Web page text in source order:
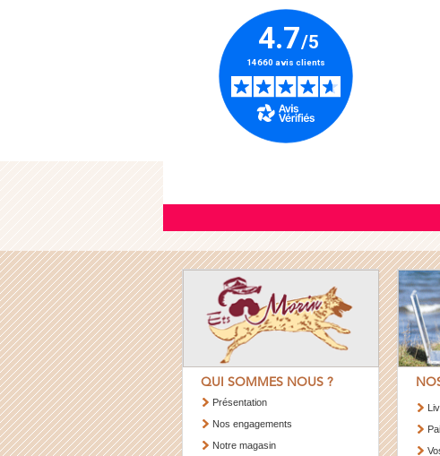
QUI SOMMES NOUS ?
Présentation
Nos engagements
Notre magasin